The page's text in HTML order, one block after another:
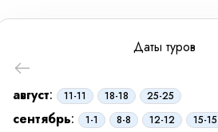
Даты туров
август: 11-11 18-18 25-25
сентябрь: 1-1 8-8 12-12 15-15